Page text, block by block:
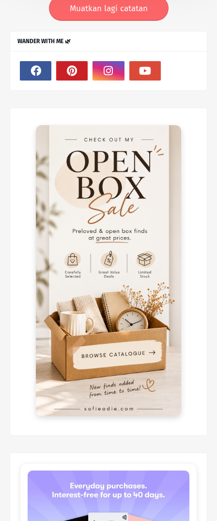
Muatkan lagi catatan
WANDER WITH ME 🌿